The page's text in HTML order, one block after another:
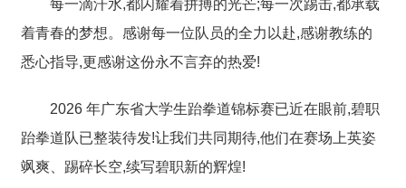
每一滴汗水,都闪耀着拼搏的光芒;每一次踢击,都承载
着青春的梦想。感谢每一位队员的全力以赴,感谢教练的
悉心指导,更感谢这份永不言弃的热爱!
2026 年广东省大学生跆拳道锦标赛已近在眼前,碧职
跆拳道队已整装待发!让我们共同期待,他们在赛场上英姿
飒爽、踢碎长空,续写碧职新的辉煌!